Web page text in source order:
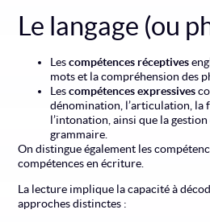
Le langage (ou
Lescompétences réceptives
mots et la compréhension des
Lescompétences expressives
dénomination, l’articulation, la
l’intonation, ainsi que la
grammaire.
On distingue également les
compétences en écriture.
La lecture implique la capacité à
approches distinctes :